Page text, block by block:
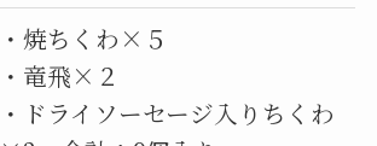
・焼ちくわ×５
・竜飛×２
・ドライソーセージ入りちくわ